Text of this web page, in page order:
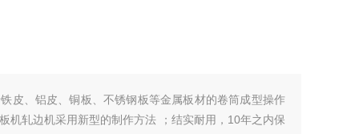
皮、铝皮、铜板、不锈钢板等金属板材的卷筒成型操作
机轧边机采用新型的制作方法 ；结实耐用，10年之内保